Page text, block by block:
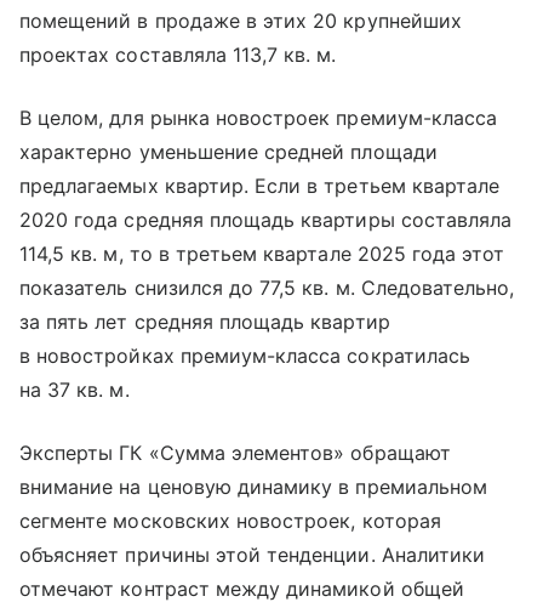
помещений в продаже в этих 20 крупнейших
проектах составляла 113,7 кв. м.
В целом, для рынка новостроек премиум-класса
характерно уменьшение средней площади
предлагаемых квартир. Если в третьем квартале
2020 года средняя площадь квартиры составляла
114,5 кв. м, то в третьем квартале 2025 года этот
показатель снизился до 77,5 кв. м. Следовательно,
за пять лет средняя площадь квартир
в новостройках премиум-класса сократилась
на 37 кв. м.
Эксперты ГК «Сумма элементов» обращают
внимание на ценовую динамику в премиальном
сегменте московских новостроек, которая
объясняет причины этой тенденции. Аналитики
отмечают контраст между динамикой общей